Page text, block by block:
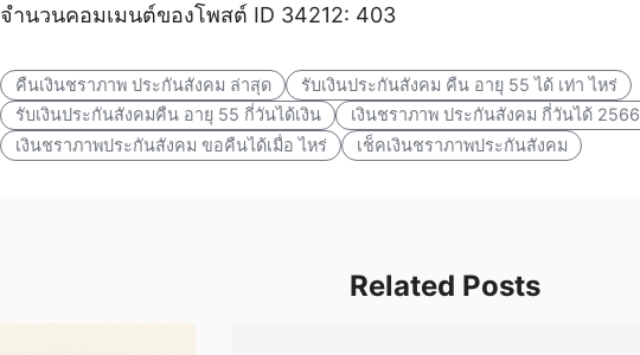
จำนวนคอมเมนต์ของโพสต์ ID 34212: 403
คืนเงินชราภาพ ประกันสังคม ล่าสุด
รับเงินประกันสังคม คืน อายุ 55 ได้ เท่า ไหร่
รับเงินประกันสังคมคืน อายุ 55 กี่วันได้เงิน
เงินชราภาพ ประกันสังคม กี่วันได้ 2566
เงินชราภาพประกันสังคม ขอคืนได้เมื่อ ไหร่
เช็คเงินชราภาพประกันสังคม
Related Posts